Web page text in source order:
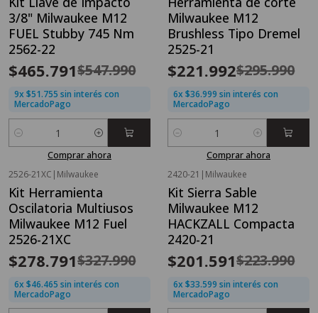
-15%OFF
Nuevo
3/8" Milwaukee M12
FUEL Stubby 745 Nm
2562-22
$465.791$547.990
9x $51.755 sin interés con
MercadoPago
Cantidad
Comprar ahora
-25%OFF
Nuevo
Milwaukee M12
Brushless Tipo Dremel
2525-21
$221.992$295.990
6x $36.999 sin interés con
MercadoPago
Cantidad
Comprar ahora
OFERTA FLASH⚡
-15%OFF
Nuevo
2526-21XC | Milwaukee
Kit Herramienta
Oscilatoria Multiusos
Milwaukee M12 Fuel
2526-21XC
$278.791$327.990
6x $46.465 sin interés con
MercadoPago
OFERTA FLASH⚡
-10%OFF
Nuevo
2420-21 | Milwaukee
Kit Sierra Sable
Milwaukee M12
HACKZALL Compacta
2420-21
$201.591$223.990
6x $33.599 sin interés con
MercadoPago